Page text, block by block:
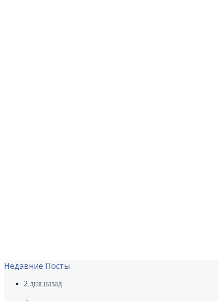
Недавние Посты
2 дня назад